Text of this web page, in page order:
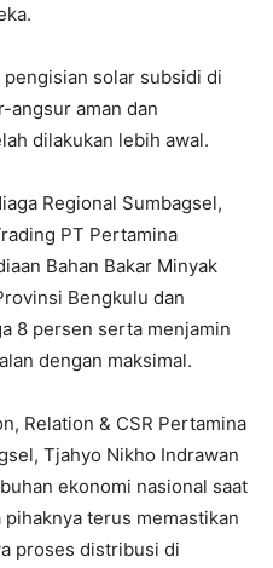
solar subsidi di
angsur aman dan
dilakukan lebih awal.
Regional Sumbagsel,
PT Pertamina
Bahan Bakar Minyak
Bengkulu dan
8 persen serta menjamin
dengan maksimal.
Relation & CSR Pertamina
Tjahyo Nikho Indrawan
ekonomi nasional saat
terus memastikan
proses distribusi di